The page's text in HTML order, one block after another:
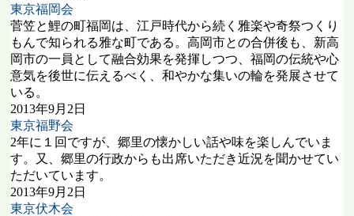
東京福岡会
菅笠と鯉の町福岡は、江戸時代から続く雅楽や奇祭つくり
もんで知られる雅な町である。高岡市との合併後も、新高
岡市の一員として融合効果を発揮しつつ、福岡の伝統や心
意気を後世に伝えるべく、和やかな集いの輪を発展させて
いる。
2013年9月2日
東京福野会
2年に１回ですが、郷里の懐かしい話や味を楽しんでいま
す。又、郷里の行政からも出席いただき近況を聞かせてい
ただいています。
2013年9月2日
東京伏木会